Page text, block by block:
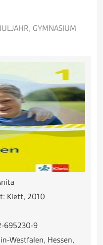
GYMNASIUM
Klett, 2010
695230-9
Westfalen, Hessen,